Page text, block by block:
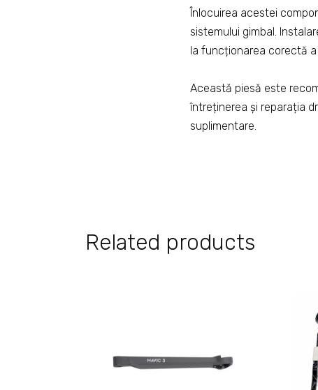
Înlocuirea acestei
sistemului gimbal.
la funcționarea corectă
Această piesă este
întreținerea și reparația
suplimentare.
Related products